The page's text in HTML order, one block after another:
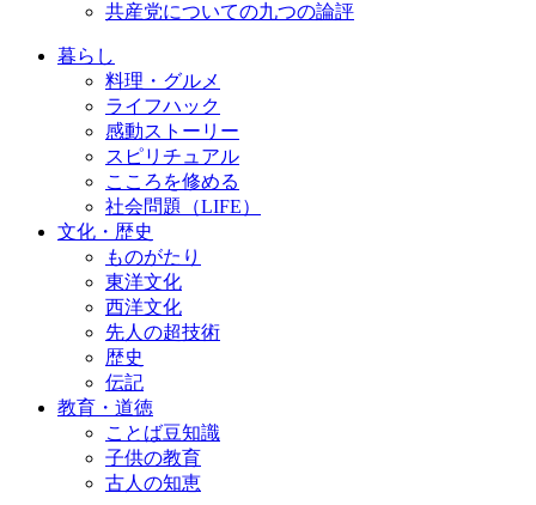
共産党についての九つの論評
暮らし
料理・グルメ
ライフハック
感動ストーリー
スピリチュアル
こころを修める
社会問題（LIFE）
文化・歴史
ものがたり
東洋文化
西洋文化
先人の超技術
歴史
伝記
教育・道徳
ことば豆知識
子供の教育
古人の知恵